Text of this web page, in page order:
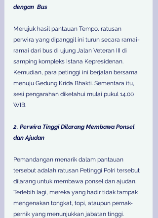
dengan  Bus
Merujuk hasil pantauan Tempo, ratusan
perwira yang dipanggil ini turun secara ramai-
ramai dari bus di ujung Jalan Veteran III di
samping kompleks Istana Kepresidenan.
Kemudian, para petinggi ini berjalan bersama
menuju Gedung Krida Bhakti. Sementara itu,
sesi pengarahan diketahui mulai pukul 14.00
WIB.
2. Perwira Tinggi Dilarang Membawa Ponsel
dan Ajudan
Pemandangan menarik dalam pantauan
tersebut adalah ratusan Petinggi Polri tersebut
dilarang untuk membawa ponsel dan ajudan.
Terlebih lagi, mereka yang hadir tidak tampak
mengenakan tongkat, topi, ataupun pernak-
pernik yang menunjukkan jabatan tinggi.